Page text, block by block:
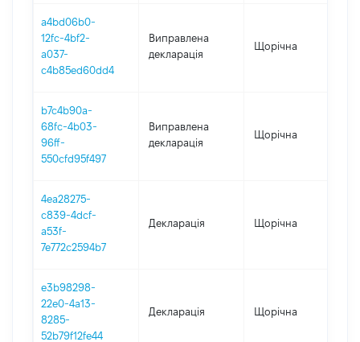
a4bd06b0-
12fc-4bf2-
a037-
c4b85ed60dd4
Виправлена
декларація
Щорічна
b7c4b90a-
68fc-4b03-
96ff-
550cfd95f497
Виправлена
декларація
Щорічна
4ea28275-
c839-4dcf-
a53f-
7e772c2594b7
Декларація Щорічна
e3b98298-
22e0-4a13-
8285-
52b79f12fe44
Декларація Щорічна